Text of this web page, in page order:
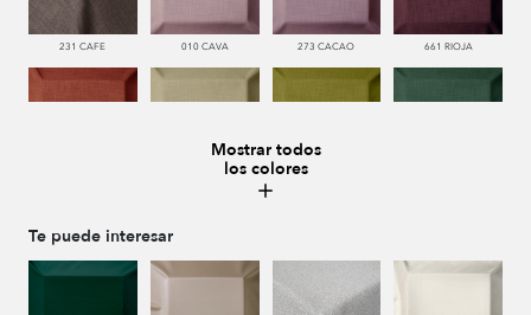
231 CAFE 010 CAVA 273 CACAO 661 RIOJA
Mostrar todos
los colores
Te puede interesar